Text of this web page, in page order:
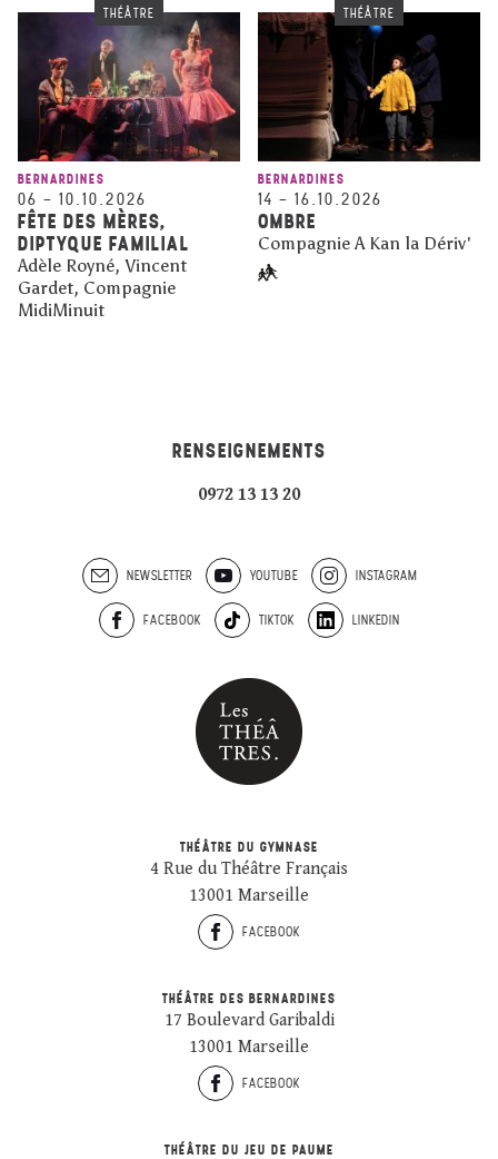
THÉÂTRE
BERNARDINES
06 – 10.10.2026
FÊTE DES MÈRES,
DIPTYQUE FAMILIAL
Adèle Royné, Vincent
Gardet, Compagnie
MidiMinuit
THÉÂTRE
BERNARDINES
14 – 16.10.2026
OMBRE
Compagnie A Kan la Dériv'
RENSEIGNEMENTS
0972 13 13 20
NEWSLETTER YOUTUBE INSTAGRAM
FACEBOOK TIKTOK LINKEDIN
THÉÂTRE DU GYMNASE
4 Rue du Théâtre Français
13001 Marseille
FACEBOOK
THÉÂTRE DES BERNARDINES
17 Boulevard Garibaldi
13001 Marseille
FACEBOOK
THÉÂTRE DU JEU DE PAUME